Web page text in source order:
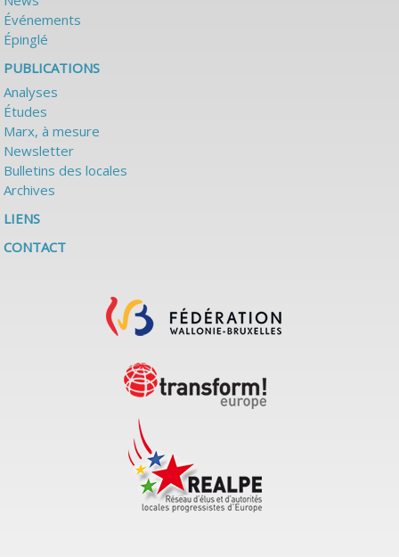
Événements
Épinglé
PUBLICATIONS
Analyses
Études
Marx, à mesure
Newsletter
Bulletins des locales
Archives
LIENS
CONTACT